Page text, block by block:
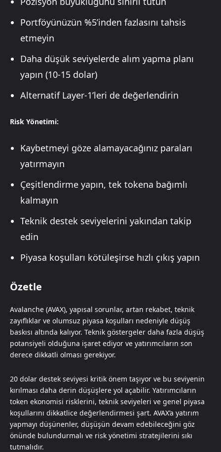
Portföyünüzün %5’inden fazlasını tahsis
etmeyin
Daha düşük seviyelerde alım yapma planı
yapın (10-15 dolar)
Alternatif Layer-1’leri de değerlendirin
Risk Yönetimi:
Kaybetmeyi göze alamayacağınız paraları
yatırmayın
Çeşitlendirme yapın, tek tokena bağımlı
kalmayın
Teknik destek seviyelerini yakından takip
edin
Piyasa koşulları kötüleşirse hızlı çıkış yapın
Özetle
Avalanche (AVAX), yapısal sorunlar, artan rekabet, teknik
zayıflıklar ve olumsuz piyasa koşulları nedeniyle düşüş
baskısı altında kalıyor. Teknik göstergeler daha fazla düşüş
potansiyeli olduğuna işaret ediyor ve yatırımcıların son
derece dikkatli olması gerekiyor.
20 dolar destek seviyesi kritik önem taşıyor ve bu seviyenin
kırılması daha derin düşüşlere yol açabilir. Yatırımcıların
token ekonomisi risklerini, teknik seviyeleri ve genel piyasa
koşullarını dikkatlice değerlendirmesi şart. AVAX’a yatırım
yapmayı düşünenler, düşüşün devam edebileceğini göz
önünde bulundurmalı ve risk yönetimi stratejilerini sıkı
tutmalıdır.